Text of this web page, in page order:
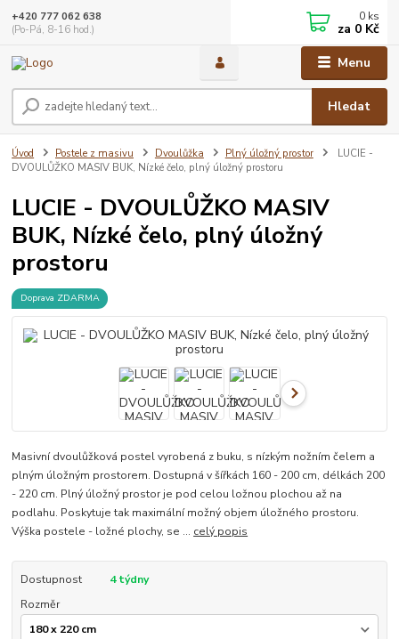
Menu
Hledat
+420 777 062 638
(Po-Pá, 8-16 hod.)
0 ks
za 0 Kč
Úvod Postele z masivu Dvoulůžka Plný úložný prostor
LUCIE -
DVOULŮŽKO MASIV BUK, Nízké čelo, plný úložný prostoru
LUCIE - DVOULŮŽKO MASIV
BUK, Nízké čelo, plný úložný
prostoru
Doprava ZDARMA
Masivní dvoulůžková postel vyrobená z buku, s nízkým nožním čelem a
plným úložným prostorem. Dostupná v šířkách 160 - 200 cm, délkách 200
- 220 cm. Plný úložný prostor je pod celou ložnou plochou až na
podlahu. Poskytuje tak maximální možný objem úložného prostoru.
Výška postele - ložné plochy, se ... celý popis
Dostupnost
4 týdny
Rozměr